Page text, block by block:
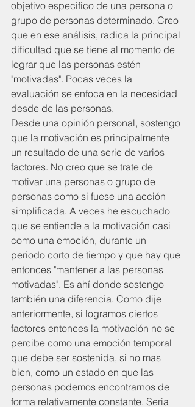
objetivo especifico de una persona o
grupo de personas determinado. Creo
que en ese análisis, radica la principal
dificultad que se tiene al momento de
lograr que las personas estén
"motivadas". Pocas veces la
evaluación se enfoca en la necesidad
desde de las personas.
Desde una opinión personal, sostengo
que la motivación es principalmente
un resultado de una serie de varios
factores. No creo que se trate de
motivar una personas o grupo de
personas como si fuese una acción
simplificada. A veces he escuchado
que se entiende a la motivación casi
como una emoción, durante un
periodo corto de tiempo y que hay que
entonces "mantener a las personas
motivadas". Es ahí donde sostengo
también una diferencia. Como dije
anteriormente, si logramos ciertos
factores entonces la motivación no se
percibe como una emoción temporal
que debe ser sostenida, si no mas
bien, como un estado en que las
personas podemos encontrarnos de
forma relativamente constante. Seria